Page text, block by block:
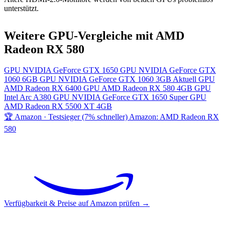
unterstützt.
Weitere GPU-Vergleiche mit AMD
Radeon RX 580
GPU NVIDIA GeForce GTX 1650 GPU NVIDIA GeForce GTX
1060 6GB GPU NVIDIA GeForce GTX 1060 3GB Aktuell GPU
AMD Radeon RX 6400 GPUAMD Radeon RX 580 4GB GPU
Intel Arc A380 GPU NVIDIA GeForce GTX 1650 Super GPU
AMD Radeon RX 5500 XT 4GB
🏆 Amazon · Testsieger (7% schneller)Amazon: AMD Radeon RX
580
Verfügbarkeit & Preise auf Amazon prüfen →